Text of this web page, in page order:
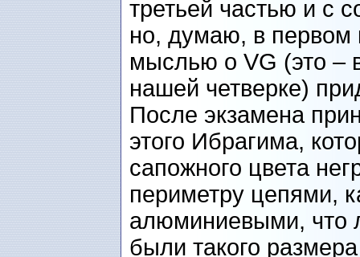
третьей частью и с
но, думаю, в первом
мыслью о VG (это –
нашей четверке)
После экзамена
этого Ибрагима,
сапожного цвета
периметру цепями,
алюминиевыми, что
были такого